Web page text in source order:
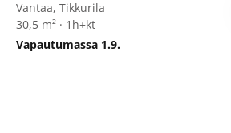
Vantaa, Tikkurila
30,5 m² · 1h+kt
Vapautumassa 1.9.